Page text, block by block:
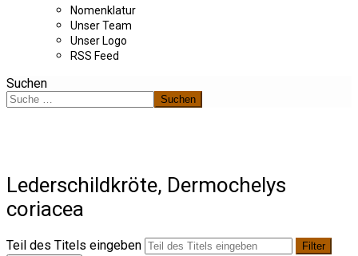
Nomenklatur
Unser Team
Unser Logo
RSS Feed
Suchen
Suchen
Lederschildkröte, Dermochelys
coriacea
Teil des Titels eingeben
Filter